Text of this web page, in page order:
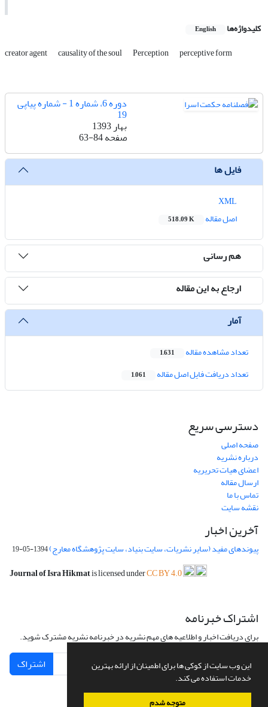
این وب سایت از کوکی ها برای اطمینان از ارائه بهترین
خدمات استفاده می کند.
متوجه شدم
کلیدواژه‌ها English
creator agent causality of the soul Perception perceptive form
دوره 6، شماره 1 - شماره پیاپی
19
بهار 1393
صفحه63-84
فایل ها
اصل مقاله
518.09 K
هم رسانی
ارجاع به این مقاله
آمار
تعداد مشاهده مقاله 1,631
تعداد دریافت فایل اصل مقاله 1,061
دسترسی سریع
صفحه اصلی
درباره نشریه
اعضای هیات تحریریه
ارسال مقاله
تماس با ما
نقشه سایت
آخرین اخبار
پیوندهای مفید (سایر نشریات، سایت بنیاد، سایت پژوهشگاه معارج)1394-05-19
Journal of Isra Hikmatis licensed underCC BY 4.0
اشتراک خبرنامه
برای دریافت اخبار و اطلاعیه های مهم نشریه در خبرنامه نشریه مشترک شوید.
اشتراک